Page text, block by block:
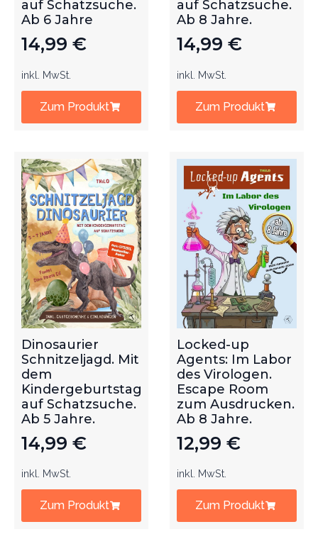
auf Schatzsuche.
Ab 6 Jahre
14,99 €
inkl. MwSt.
Zum Produkt
auf Schatzsuche.
Ab 8 Jahre.
14,99 €
inkl. MwSt.
Zum Produkt
Dinosaurier
Schnitzeljagd. Mit
dem
Kindergeburtstag
auf Schatzsuche.
Ab 5 Jahre.
14,99 €
inkl. MwSt.
Zum Produkt
Locked-up
Agents: Im Labor
des Virologen.
Escape Room
zum Ausdrucken.
Ab 8 Jahre.
12,99 €
inkl. MwSt.
Zum Produkt